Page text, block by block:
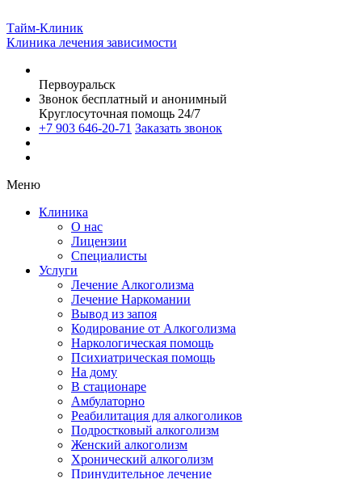
Тайм-Клиник
Клиника лечения зависимости
Первоуральск
Звонок бесплатный и анонимный
Круглосуточная помощь 24/7
+7 903 646-20-71 Заказать звонок
Меню
Клиника
О нас
Лицензии
Специалисты
Услуги
Лечение Алкоголизма
Лечение Наркомании
Вывод из запоя
Кодирование от Алкоголизма
Наркологическая помощь
Психиатрическая помощь
На дому
В стационаре
Амбулаторно
Реабилитация для алкоголиков
Подростковый алкоголизм
Женский алкоголизм
Хронический алкоголизм
Принудительное лечение